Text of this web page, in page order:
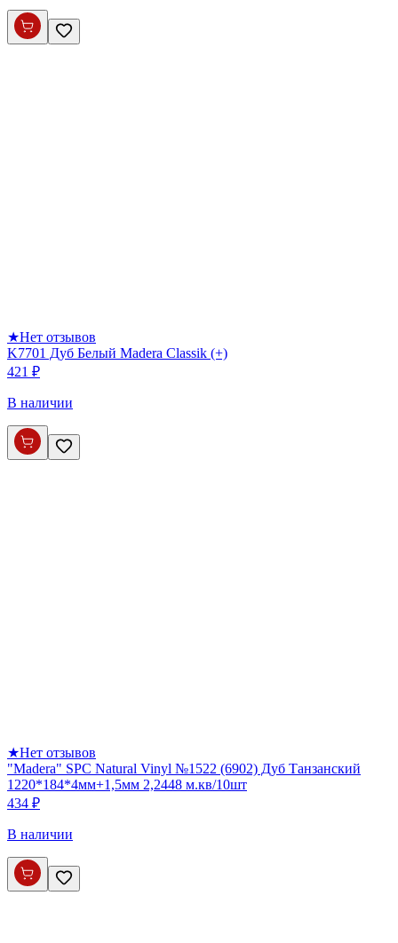
★Нет отзывов
K7701 Дуб Белый Madera Classik (+)
421 ₽
В наличии
★Нет отзывов
"Madera" SPC Natural Vinyl №1522 (6902) Дуб Танзанский
1220*184*4мм+1,5мм 2,2448 м.кв/10шт
434 ₽
В наличии